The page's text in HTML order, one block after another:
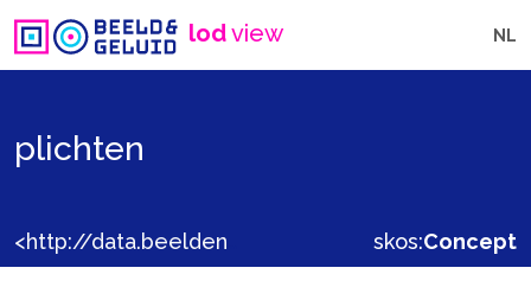
lodview NL
plichten
skos:Concept